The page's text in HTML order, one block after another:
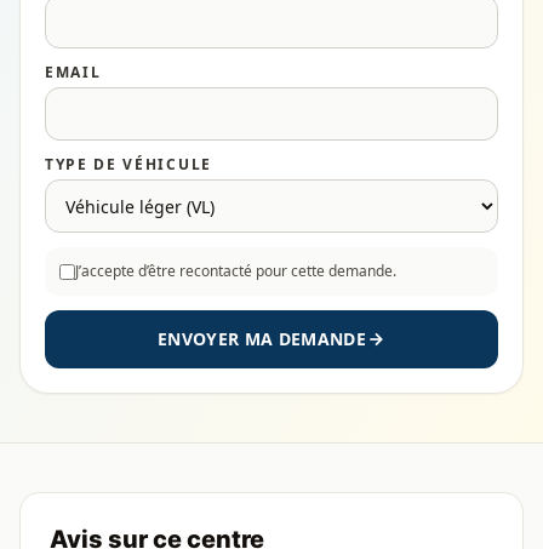
EMAIL
TYPE DE VÉHICULE
J’accepte d’être recontacté pour cette demande.
ENVOYER MA DEMANDE
Avis sur ce centre